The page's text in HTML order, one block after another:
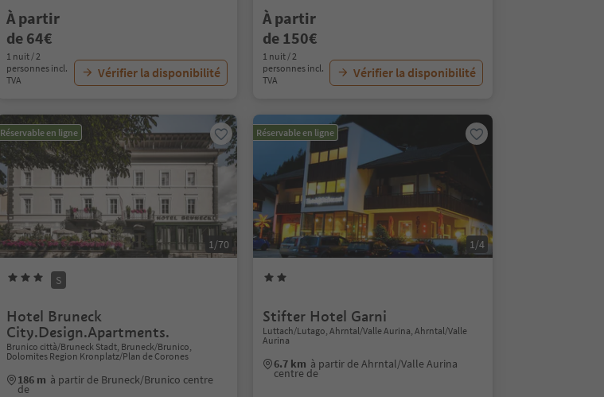
À partir
de 64€
1 nuit / 2
personnes incl.
TVA
Vérifier la disponibilité
À partir
de 150€
1 nuit / 2
personnes incl.
TVA
Vérifier la disponibilité
Réservable en ligne
1/70
S
Hotel Bruneck
City.Design.Apartments.
Brunico città/Bruneck Stadt, Bruneck/Brunico,
Dolomites Region Kronplatz/Plan de Corones
186 m à partir de Bruneck/Brunico centre
de
Réservable en ligne
1/4
Stifter Hotel Garni
Luttach/Lutago, Ahrntal/Valle Aurina, Ahrntal/Valle
Aurina
6.7 km à partir de Ahrntal/Valle Aurina
centre de